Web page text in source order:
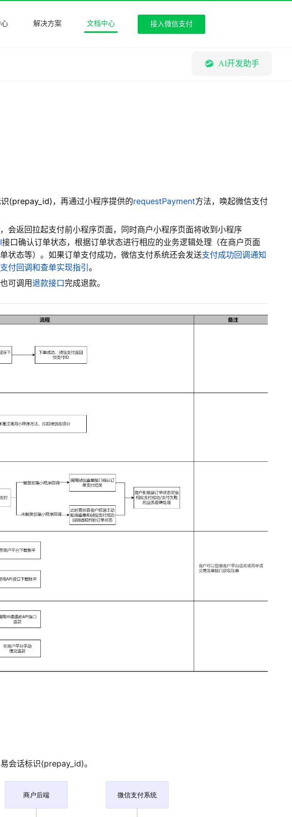
解决方案 文档中心 接入微信支付
AI开发助手
(prepay_id)，再通过小程序提供的requestPayment方法，唤起微信支付
会返回拉起支付前小程序页面，同时商户小程序页面将收到小程序
接口确认订单状态，根据订单状态进行相应的业务逻辑处理（在商户页面
状态等）。如果订单支付成功，微信支付系统还会发送支付成功回调通知
支付回调和查单实现指引 。
可调用退款接口完成退款。
会话标识(prepay_id)。